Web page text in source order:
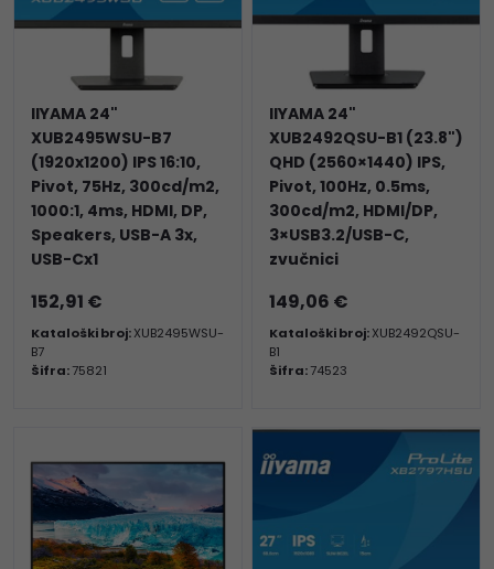
IIYAMA 24"
XUB2495WSU-B7
(1920x1200) IPS 16:10,
Pivot, 75Hz, 300cd/m2,
1000:1, 4ms, HDMI, DP,
Speakers, USB-A 3x,
USB-Cx1
152,91 €
Kataloški broj:XUB2495WSU-
B7
Šifra:75821
IIYAMA 24"
XUB2492QSU-B1 (23.8")
QHD (2560×1440) IPS,
Pivot, 100Hz, 0.5ms,
300cd/m2, HDMI/DP,
3×USB3.2/USB-C,
zvučnici
149,06 €
Kataloški broj:XUB2492QSU-
B1
Šifra:74523